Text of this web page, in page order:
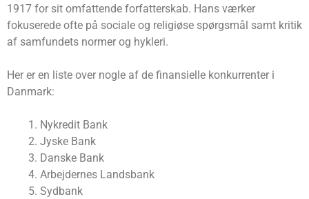
1917 for sit omfattende forfatterskab. Hans værker
fokuserede ofte på sociale og religiøse spørgsmål samt kritik
af samfundets normer og hykleri.
Her er en liste over nogle af de finansielle konkurrenter i
Danmark:
Nykredit Bank
Jyske Bank
Danske Bank
Arbejdernes Landsbank
Sydbank